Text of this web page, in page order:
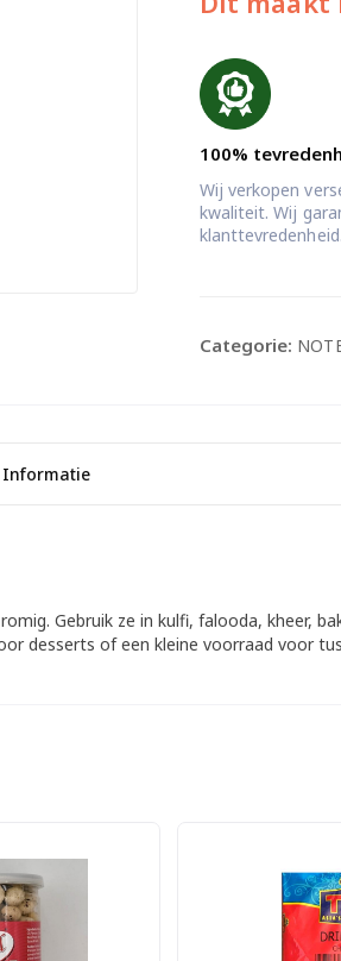
100%
Wij verkopen
kwaliteit. Wij
klanttevredenheid.
Categorie:
Informatie
Gebruik ze in kulfi, falooda, kheer,
desserts of een kleine voorraad voor